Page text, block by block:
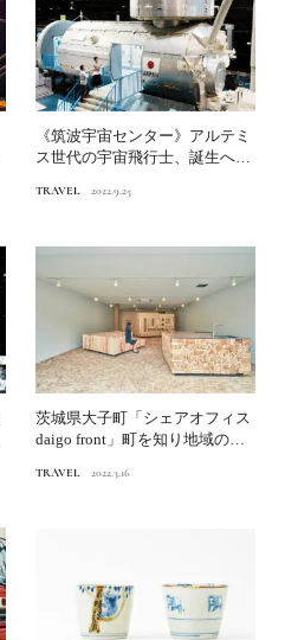
《筑波宇宙センター》アルテミ
ス世代の宇宙飛行士、誕生へ日
TRAVEL 2022.9.25
茨城県大子町「シェアオフィス
daigo front」町を知り地域の
TRAVEL 2022.3.16